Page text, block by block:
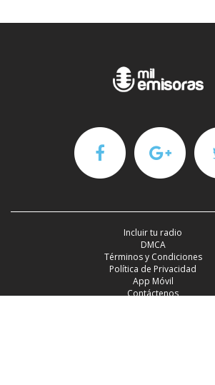
Incluir tu radio
DMCA
Términos y Condiciones
Política de Privacidad
App Móvil
Contáctenos